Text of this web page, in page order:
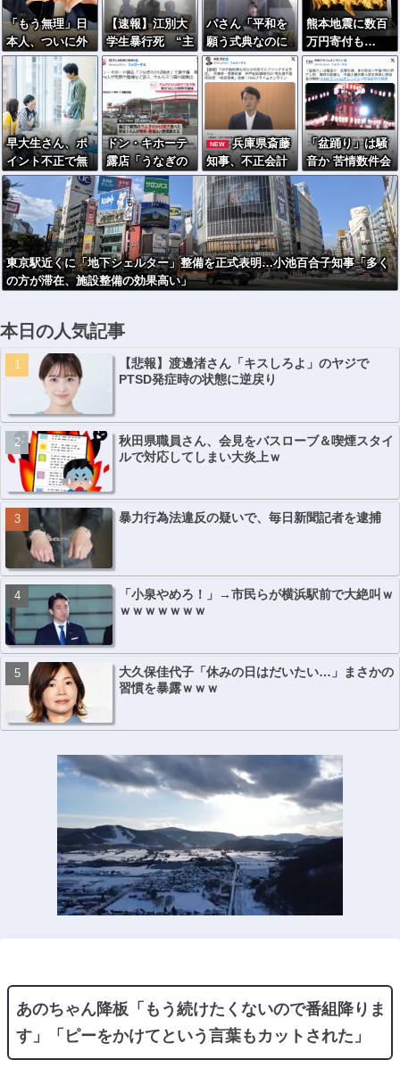
「もう無理」日
本人、ついに外
国人受け入れ拒
否へ…
【速報】江別大
学生暴行死 “主
犯格”の特定少
年・川口侑斗被
告に「無期懲
役」の判決 当
時17歳少年に
「懲役30年」の
判決
パさん「平和を
願う式典なのに
防弾ガラスと防
弾バッグSPで囲
まれた壇上でス
ピーチする人が
総理大臣」
熊本地震に数百
万円寄付も…
「体を売って稼
いだ金」と批判
を受けた女優
早大生さん、ポ
イント不正で無
銭飲食ｗｗｗ大
学が異例の警告
へ
ドン・キホーテ
露店「うなぎの
かば焼き」で食
中毒 男女14人
が発熱や腹痛な
ど訴え…サルモ
ネラ属の菌検出
NEW
兵庫県斎藤
知事、不正会計
の疑いで前知事
に聞き取り調査
へ
「盆踊り」は騒
音か 苦情数件会
場半減 無音の中
イヤホンから流
れる曲に合わせ
踊るサイレント
盆ダンスも
東京駅近くに「地下シェルター」整備を正式表明…小池百合子知事「多く
の方が滞在、施設整備の効果高い」
本日の人気記事
【悲報】渡邊渚さん「キスしろよ」のヤジで
PTSD発症時の状態に逆戻り
秋田県職員さん、会見をバスローブ＆喫煙スタイ
ルで対応してしまい大炎上ｗ
暴力行為法違反の疑いで、毎日新聞記者を逮捕
「小泉やめろ！」→市民らが横浜駅前で大絶叫ｗ
ｗｗｗｗｗｗｗ
大久保佳代子「休みの日はだいたい…」まさかの
習慣を暴露ｗｗｗ
あのちゃん降板「もう続けたくないので番組降りま
す」「ピーをかけてという言葉もカットされた」